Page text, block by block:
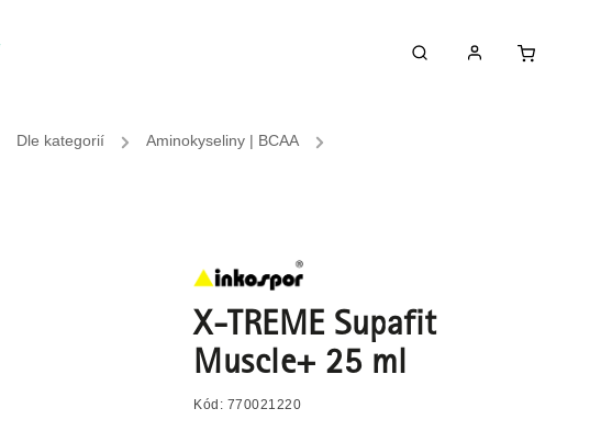
Dle kategorií / Aminokyseliny | BCAA /
X-TREME Supafit
Muscle+ 25 ml
Kód: 770021220